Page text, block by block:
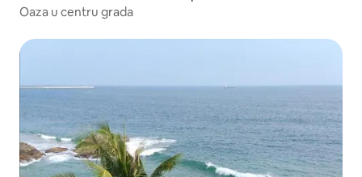
Oaza u centru grada